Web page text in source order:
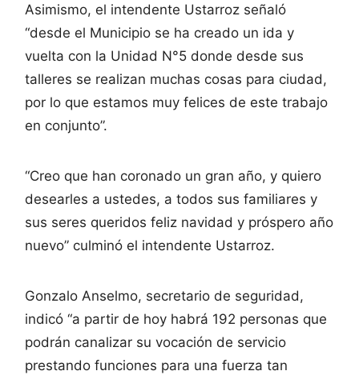
Asimismo, el intendente Ustarroz señaló
“desde el Municipio se ha creado un ida y
vuelta con la Unidad N°5 donde desde sus
talleres se realizan muchas cosas para ciudad,
por lo que estamos muy felices de este trabajo
en conjunto”.
“Creo que han coronado un gran año, y quiero
desearles a ustedes, a todos sus familiares y
sus seres queridos feliz navidad y próspero año
nuevo” culminó el intendente Ustarroz.
Gonzalo Anselmo, secretario de seguridad,
indicó “a partir de hoy habrá 192 personas que
podrán canalizar su vocación de servicio
prestando funciones para una fuerza tan